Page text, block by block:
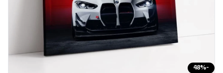
-
48%